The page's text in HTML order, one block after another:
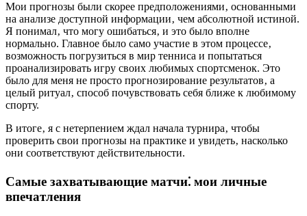
Мои прогнозы были скорее предположениями‚ основанными
на анализе доступной информации‚ чем абсолютной истиной.
Я понимал‚ что могу ошибаться‚ и это было вполне
нормально. Главное было само участие в этом процессе‚
возможность погрузиться в мир тенниса и попытаться
проанализировать игру своих любимых спортсменок. Это
было для меня не просто прогнозирование результатов‚ а
целый ритуал‚ способ почувствовать себя ближе к любимому
спорту.
В итоге‚ я с нетерпением ждал начала турнира‚ чтобы
проверить свои прогнозы на практике и увидеть‚ насколько
они соответствуют действительности.
Самые захватывающие матчи⁚ мои личные
впечатления